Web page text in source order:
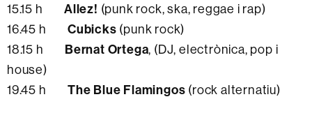
15.15 h Allez! (punk rock, ska, reggae i rap)
16.45 h Cubicks (punk rock)
18.15 h Bernat Ortega, (DJ, electrònica, pop i
house)
19.45 h The Blue Flamingos (rock alternatiu)